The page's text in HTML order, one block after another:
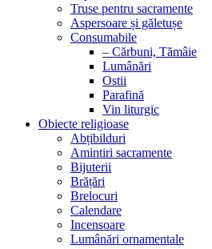
Truse pentru sacramente
Aspersoare și găletușe
Consumabile
– Cărbuni, Tămâie
Lumânări
Ostii
Parafină
Vin liturgic
Obiecte religioase
Abțibilduri
Amintiri sacramente
Bijuterii
Brățări
Brelocuri
Calendare
Incensoare
Lumânări ornamentale